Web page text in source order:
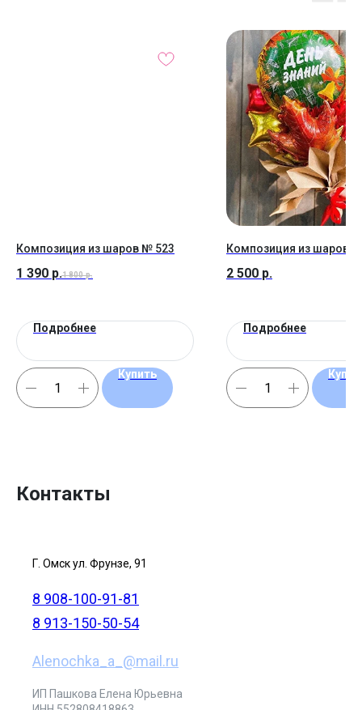
Композиция из шаров № 523
1 390 р.1 800 р.
Подробнее
Купить
Композиция из шаров
2 500 р.
Подробнее
Контакты
Г. Омск ул. Фрунзе, 91
8 908-100-91-81
8 913-150-50-54
Alenochka_a_@mail.ru
ИП Пашкова Елена Юрьевна